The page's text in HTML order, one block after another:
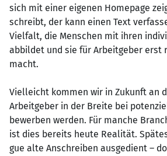
sich mit einer eigenen Homepage
schreibt, der kann einen Text
Vielfalt, die Menschen mit ihren
abbildet und sie für Arbeitgeber erst
macht.
Vielleicht kommen wir in Zukunft an
Arbeitgeber in der Breite bei
bewerben werden. Für manche
ist dies bereits heute Realität.
gue alte Anschreiben ausgedient –